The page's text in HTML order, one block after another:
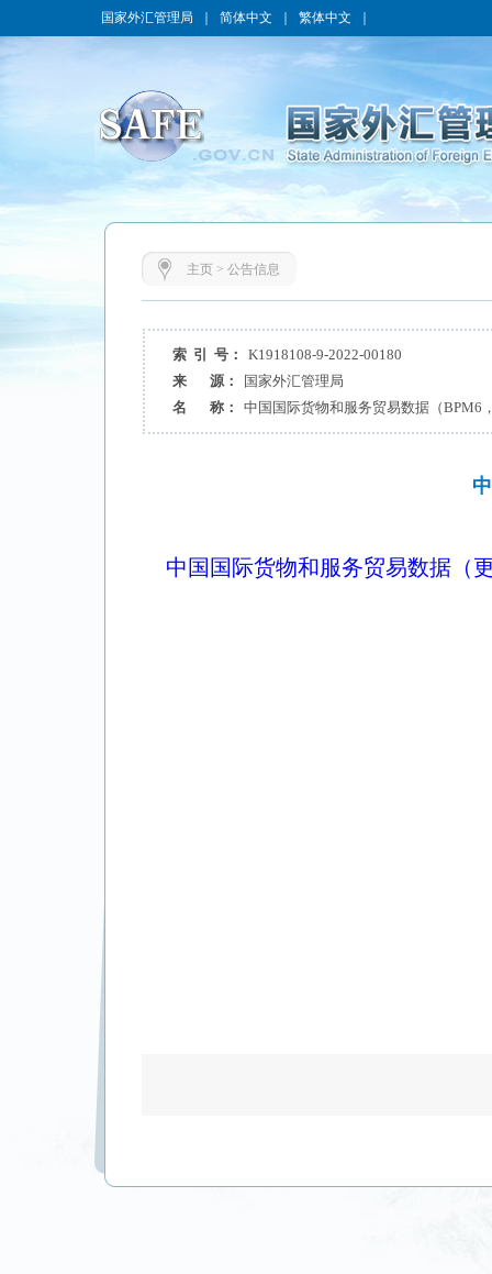
国家外汇管理局 简体中文 繁体中文
主页> 公告信息
索 引 号：
K1918108-9-2022-00180
来 源：
国家外汇管理局
名 称：
中国国际货物和服务贸易数据（BPM6
中国国际货物和服务贸易数据（